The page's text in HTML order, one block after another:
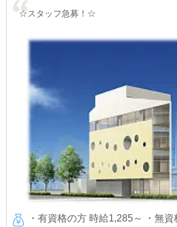
☆スタッフ急募！☆
・有資格の方 時給1,285～
・無